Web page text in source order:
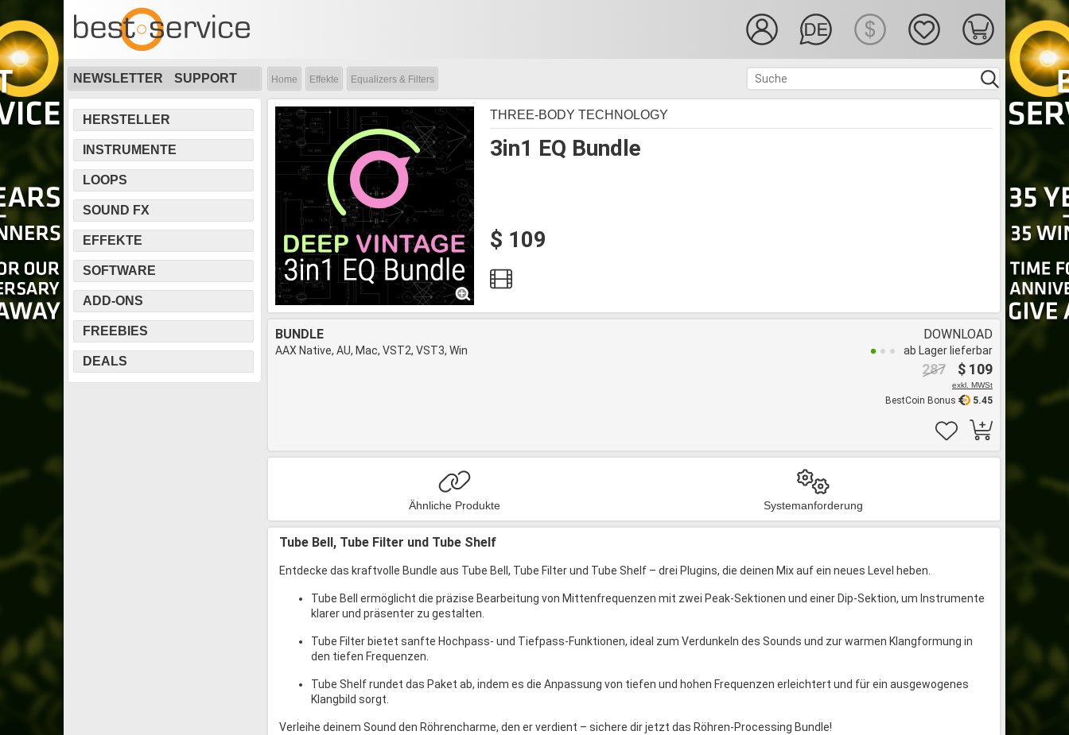
NEWSLETTER SUPPORT Home Effekte Equalizers & Filters
HERSTELLER
INSTRUMENTE
LOOPS
SOUND FX
EFFEKTE
SOFTWARE
ADD-ONS
FREEBIES
DEALS
3in1 EQ Bundle
THREE-BODY TECHNOLOGY
$ 109
BUNDLE
AAX Native, AU, Mac, VST2, VST3, Win
DOWNLOAD
ab Lager lieferbar
$ 109
287
exkl. MWSt
5.45
BestCoin Bonus
Ähnliche Produkte Systemanforderung
Tube Bell, Tube Filter und Tube Shelf
Entdecke das kraftvolle Bundle aus Tube Bell, Tube Filter und Tube Shelf – drei Plugins, die deinen Mix auf ein neues Level heben.
Tube Bell ermöglicht die präzise Bearbeitung von Mittenfrequenzen mit zwei Peak-Sektionen und einer Dip-Sektion, um Instrumente
klarer und präsenter zu gestalten.
Tube Filter bietet sanfte Hochpass- und Tiefpass-Funktionen, ideal zum Verdunkeln des Sounds und zur warmen Klangformung in
den tiefen Frequenzen.
Tube Shelf rundet das Paket ab, indem es die Anpassung von tiefen und hohen Frequenzen erleichtert und für ein ausgewogenes
Klangbild sorgt.
Verleihe deinem Sound den Röhrencharme, den er verdient – sichere dir jetzt das Röhren-Processing Bundle!